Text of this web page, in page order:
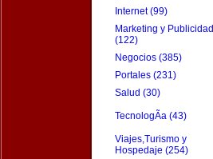
Internet (99)
Marketing y Publicidad
(122)
Negocios (385)
Portales (231)
Salud (30)
TecnologÃ­a (43)
Viajes,Turismo y
Hospedaje (254)